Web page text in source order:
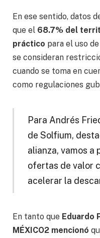
En ese sentido, datos
que el 68.7% del
práctico para el uso
se consideran
cuando se toma en
como regulaciones
Para Andrés
de Solfium,
alianza, vamos a
ofertas de valor
acelerar la
En tanto que Eduardo
MÉXICO2 mencionó